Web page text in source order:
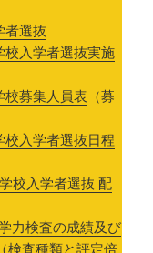
者選抜
校入学者選抜実施
校募集人員表 （募
入学者選抜日程
校入学者選抜 配
力検査の成績及び
検査種類と評定倍